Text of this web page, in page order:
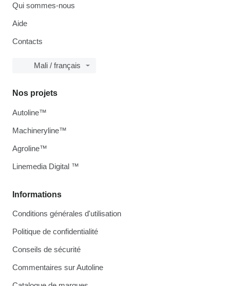
Qui sommes-nous
Aide
Contacts
Mali / français
Informations
Conditions générales d'utilisation
Politique de confidentialité
Conseils de sécurité
Commentaires sur Autoline
Nos projets
Autoline™
Machineryline™
Agroline™
Linemedia Digital ™